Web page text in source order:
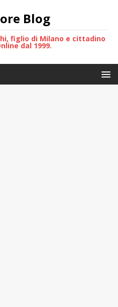
Blog
figlio di Milano e cittadino
dal 1999.